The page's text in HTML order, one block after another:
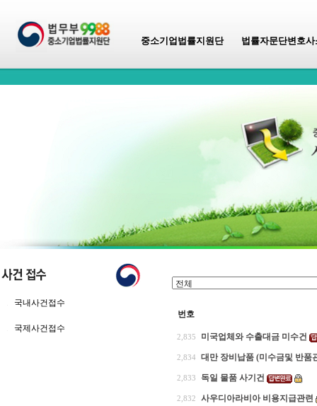
중소기업법률지원단 법률자문단변호사
국내사건접수
국제사건접수
번호
2,835 미국업체와 수출대금 미수건
2,834 대만 장비납품 (미수금및 반품
2,833 독일 물품 사기건
2,832 사우디아라비아 비용지급관련